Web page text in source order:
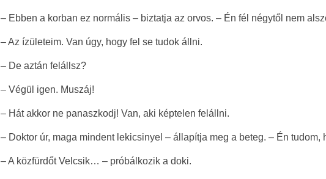
– Ebben a korban ez normális – biztatja az orvos. – Én fél négytől nem
– Az ízületeim. Van úgy, hogy fel se tudok állni.
– De aztán felállsz?
– Végül igen. Muszáj!
– Hát akkor ne panaszkodj! Van, aki képtelen felállni.
– Doktor úr, maga mindent lekicsinyel – állapítja meg a beteg. – Én tudom,
– A közfürdőt Velcsik… – próbálkozik a doki.